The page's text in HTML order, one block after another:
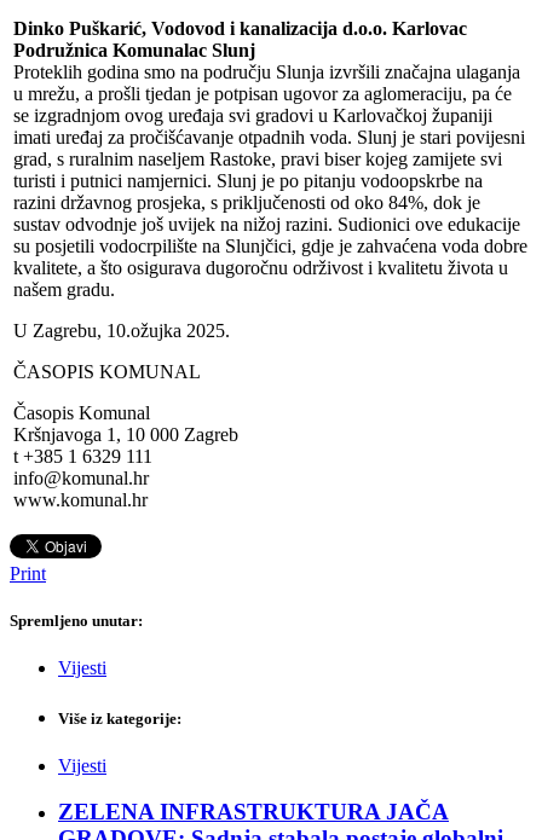
Dinko Puškarić, Vodovod i kanalizacija d.o.o. Karlovac
Podružnica Komunalac Slunj
Proteklih godina smo na području Slunja izvršili značajna ulaganja
u mrežu, a prošli tjedan je potpisan ugovor za aglomeraciju, pa će
se izgradnjom ovog uređaja svi gradovi u Karlovačkoj županiji
imati uređaj za pročišćavanje otpadnih voda. Slunj je stari povijesni
grad, s ruralnim naseljem Rastoke, pravi biser kojeg zamijete svi
turisti i putnici namjernici. Slunj je po pitanju vodoopskrbe na
razini državnog prosjeka, s priključenosti od oko 84%, dok je
sustav odvodnje još uvijek na nižoj razini. Sudionici ove edukacije
su posjetili vodocrpilište na Slunjčici, gdje je zahvaćena voda dobre
kvalitete, a što osigurava dugoročnu održivost i kvalitetu života u
našem gradu.
U Zagrebu, 10.ožujka 2025.
ČASOPIS KOMUNAL
Časopis Komunal
Kršnjavoga 1, 10 000 Zagreb
t +385 1 6329 111
info@komunal.hr
www.komunal.hr
Print
Spremljeno unutar:
Vijesti
Više iz kategorije:
Vijesti
ZELENA INFRASTRUKTURA JAČA